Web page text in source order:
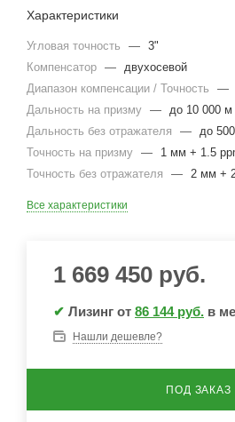
Характеристики
Угловая точность — 3"
Компенсатор — двухосевой
Диапазон компенсации / Точность
—
Дальность на призму — до 10 000 м
Дальность без отражателя
— до
Точность на призму —
1 мм + 1.5
Точность без отражателя
— 2 мм +
Все характеристики
1 669 450 руб.
✔ Лизинг от 86 144 руб. в
Нашли дешевле?
ПОД ЗАКАЗ